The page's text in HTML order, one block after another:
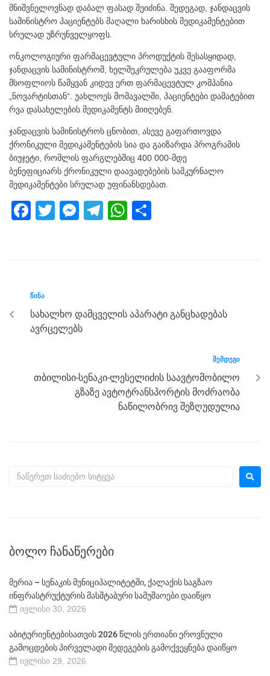
მნიშვნელოვნად დაბალ ფასად შეიძინა. შედეგად, ჯანდაცვის
სამინისტრო პაციენტებს მაღალი ხარისხის მედიკამენტებით
სრულად უზრუნველყოფს.
ონკოლოგიური ფარმაცევტული პროდუქტის შესასყიდად,
ჯანდაცვის სამინისტრომ, ხელშეკრულება უკვე გააფორმა
მსოფლიოს წამყვან კიდევ ერთ ფარმაცევტულ კომპანია
„ნოვარტისთან“. უახლოეს მომავალში, პაციენტები დამატებით
რვა დასახელების მედიკამენტს მიიღებენ.
ჯანდაცვის სამინისტროს ცნობით, ასევე გაფართოვდა
ქრონიკული მედიკამენტების სია და გაიზარდა პროგრამის
ბიუჯეტი, რომლის ფარგლებშიც 400 000-მდე
ბენეფიციარს ქრონიკული დაავადებების სამკურნალო
მედიკამენტები სრულად უფინანსდებათ.
F
b
o
o
T
M
g
er
T
m
W
p
ᲬᲘᲜᲐ
სახალხო დამცველის აპარატი განცხადებას
ავრცელებს
ᲨᲔᲛᲓᲔᲒᲘ
თბილისი-სენაკი-ლესელიძის საავტომობილო
გზაზე ავტოტრანსპორტის მოძრაობა
ნაწილობრივ შეზღუდულია
ᲑᲝᲚᲝ ᲩᲐᲜᲐᲬᲔᲠᲔᲑᲘ
მერია – სენაკის მუნიციპალიტეტში, ქალაქის საგზაო
ინფრასტრუქტურის მასშტაბური სამუშაოები დაიწყო
ივლისი 30, 2026
აბიტურიენტებისათვის 2026 წლის ერთიანი ეროვნული
გამოცდების პირველადი შედეგების გამოქვეყნება დაიწყო
ივლისი 29, 2026